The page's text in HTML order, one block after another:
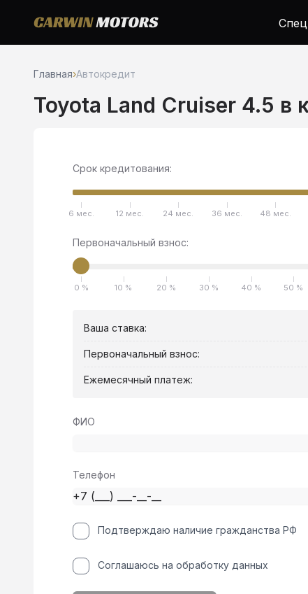
Главная›Автокредит
Toyota Land Cruiser 4.5 в
Срок кредитования:
6 мес. 12 мес. 24 мес. 36 мес. 48 мес.
Первоначальный взнос:
0 % 10 % 20 % 30 % 40 % 50 %
Ваша ставка:
Первоначальный взнос:
Ежемесячный платеж:
ФИО
Телефон
Подтверждаю наличие гражданства РФ
Соглашаюсь на обработку данных